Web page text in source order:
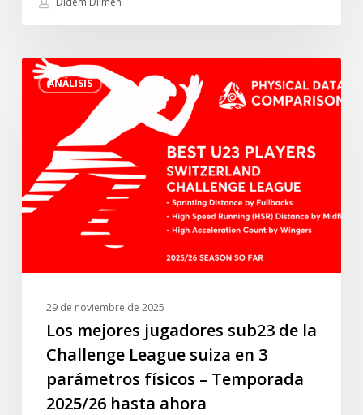
jugadores
liga
turca”.ANÁLISIS
Los
mejores
Challenge
League
3
parámetros
Temporada
2025/26
hasta
29 de noviembre de 2025
Los mejores jugadores sub23 de la
Challenge League suiza en 3
parámetros físicos – Temporada
2025/26 hasta ahora